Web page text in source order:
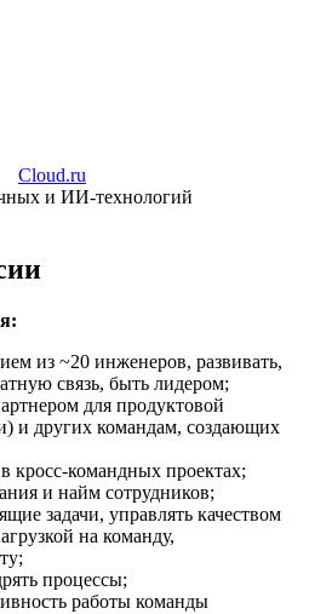
Cloud.ru
и ИИ-технологий
из ~20 инженеров, развивать,
связь, быть лидером;
для продуктовой
и других командам, создающих
кросс-командных проектах;
и найм сотрудников;
задачи, управлять качеством
на команду,
процессы;
работы команды